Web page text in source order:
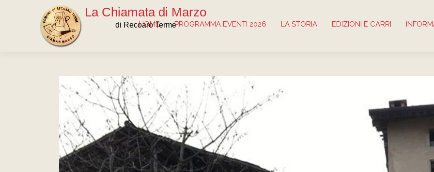
La Chiamata di Marzo
di Recoaro Terme
HOME PROGRAMMA EVENTI 2026 LA STORIA EDIZIONI E CARRI